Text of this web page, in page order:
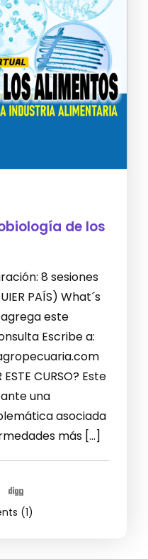
de los
8 sesiones
PAÍS) What´s
agrega este
Escribe a:
ESTE CURSO? Este
una
asociada
más […]
(1)